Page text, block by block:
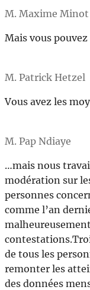
M. Maxime Minot
Mais vous
M. Patrick Hetzel
Vous avez les
M. Pap Ndiaye
…mais nous
modération sur
personnes
comme l’an
de tous les
remonter les
des données